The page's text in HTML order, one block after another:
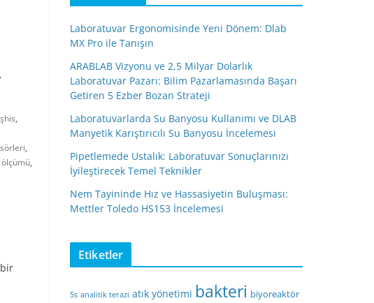
,
,
,
,
Laboratuvar Ergonomisinde Yeni Dönem: Dlab
MX Pro ile Tanışın
ARABLAB Vizyonu ve 2,5 Milyar Dolarlık
Laboratuvar Pazarı: Bilim Pazarlamasında Başarı
Getiren 5 Ezber Bozan Strateji
Laboratuvarlarda Su Banyosu Kullanımı ve DLAB
Manyetik Karıştırıcılı Su Banyosu İncelemesi
Pipetlemede Ustalık: Laboratuvar Sonuçlarınızı
İyileştirecek Temel Teknikler
Nem Tayininde Hız ve Hassasiyetin Buluşması:
Mettler Toledo HS153 İncelemesi
Etiketler
5s analitik terazi atık yönetimi bakteri biyoreaktör